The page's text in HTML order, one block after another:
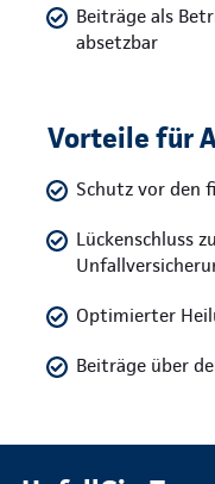
Beiträge als
absetzbar
Vorteile für
Schutz vor den
Lückenschluss
Optimierter
Beiträge über